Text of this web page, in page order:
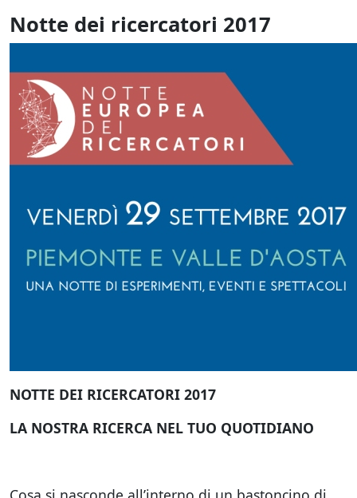
Notte dei ricercatori 2017
NOTTE DEI RICERCATORI 2017
LA NOSTRA RICERCA NEL TUO QUOTIDIANO